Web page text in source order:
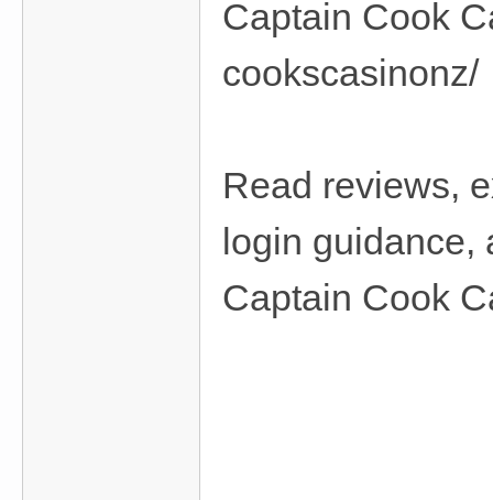
Captain Cook
cookscasinonz/
Read reviews,
login guidance,
Captain Cook